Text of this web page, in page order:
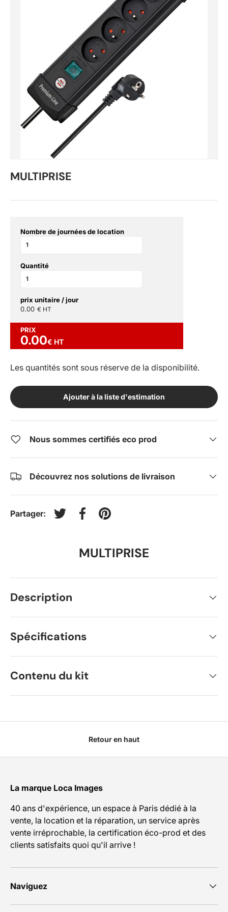
MULTIPRISE
Nombre de journées de location
Quantité
prix unitaire / jour
0.00 € HT
PRIX
0.00€ HT
Les quantités sont sous réserve de la disponibilité.
Ajouter à la liste d'estimation
Nous sommes certifiés eco prod
Découvrez nos solutions de livraison
Partager:
Tweeter sur Twitter
Partager sur Facebook
Épingler sur Pinterest
MULTIPRISE
Description
Spécifications
Contenu du kit
Retour en haut
La marque Loca Images
40 ans d'expérience, un espace à Paris dédié à la
vente, la location et la réparation, un service après
vente irréprochable, la certification éco-prod et des
clients satisfaits quoi qu'il arrive !
Naviguez